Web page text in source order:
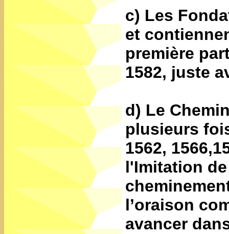
c) Les
et
première
1582, juste
d) Le
plusieurs
1562,
l'Imitation
l’oraison
avancer